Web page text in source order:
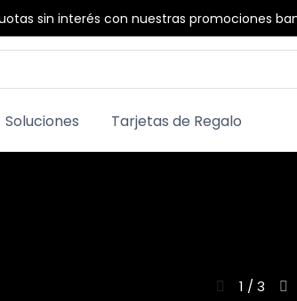
sin interés con nuestras promociones
Soluciones Tarjetas de Regalo
1 / 3